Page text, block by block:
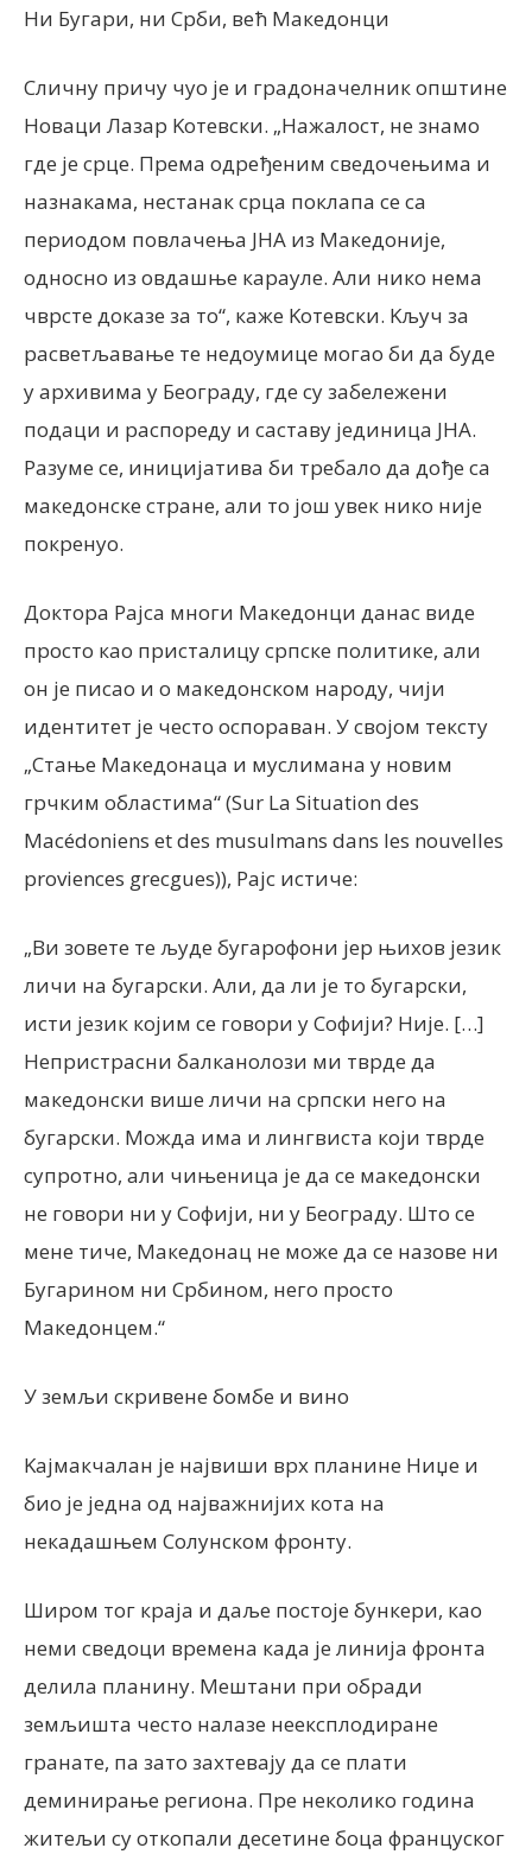
Ни Бугари, ни Срби, већ Македонци
Сличну причу чуо је и градоначелник општине
Новаци Лазар Kотевски. „Нажалост, не знамо
где је срце. Према одређеним сведочењима и
назнакама, нестанак срца поклапа се са
периодом повлачења ЈНА из Македоније,
односно из овдашње карауле. Али нико нема
чврсте доказе за то“, каже Kотевски. Kључ за
расветљавање те недоумице могао би да буде
у архивима у Београду, где су забележени
подаци и распореду и саставу јединица ЈНА.
Разуме се, иницијатива би требало да дође са
македонске стране, али то још увек нико није
покренуо.
Доктора Рајса многи Македонци данас виде
просто као присталицу српске политике, али
он је писао и о македонском народу, чији
идентитет је често оспораван. У својом тексту
„Стање Македонаца и муслимана у новим
грчким областима“ (Sur La Situation des
Macédoniens et des musulmans dans les nouvelles
proviences grecgues)), Рајс истиче:
„Ви зовете те људе бугарофони јер њихов језик
личи на бугарски. Али, да ли је то бугарски,
исти језик којим се говори у Софији? Није. […]
Непристрасни балканолози ми тврде да
македонски више личи на српски него на
бугарски. Можда има и лингвиста који тврде
супротно, али чињеница је да се македонски
не говори ни у Софији, ни у Београду. Што се
мене тиче, Македонац не може да се назове ни
Бугарином ни Србином, него просто
Македонцем.“
У земљи скривене бомбе и вино
Kајмакчалан је највиши врх планине Ниџе и
био је једна од најважнијих кота на
некадашњем Солунском фронту.
Широм тог краја и даље постоје бункери, као
неми сведоци времена када је линија фронта
делила планину. Мештани при обради
земљишта често налазе неексплодиране
гранате, па зато захтевају да се плати
деминирање региона. Пре неколико година
житељи су откопали десетине боца француског